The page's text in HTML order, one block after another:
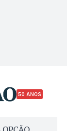
50 ANOS